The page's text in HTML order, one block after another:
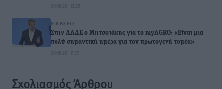
06.08.26 · 13:25
ΕΙΔΉΣΕΙΣ
Στην ΑΑΔΕ ο Μητσοτάκης για το myAGRO: «Είναι μια
πολύ σημαντική ημέρα για τον πρωτογενή τομέα»
06.08.26 · 11:37
Σχολιασμός Άρθρου